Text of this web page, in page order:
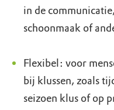
in de
schoonmaak of
Flexibel: voor
bij klussen, zoals
seizoen klus of op